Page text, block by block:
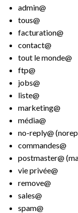
admin@
tous@
facturation@
contact@
tout le monde@
ftp@
jobs@
liste@
marketing@
média@
no-reply@
commandes@
postmaster@
vie privée@
remove@
sales@
spam@